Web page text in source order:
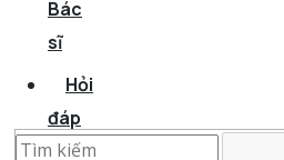
Bác
sĩ
Hỏi
đáp